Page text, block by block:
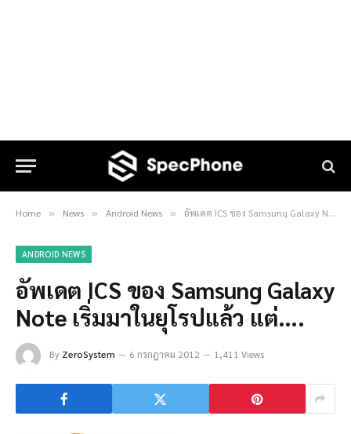
Home » News » Android News » อัพเดต ICS ของ Samsung Galaxy Note เริ่มมาในยุโรปแล้ว แต่….
ANDROID NEWS
อัพเดต ICS ของ Samsung Galaxy
Note เริ่มมาในยุโรปแล้ว แต่….
By ZeroSystem 6 กรกฎาคม 2012 1,411 Views